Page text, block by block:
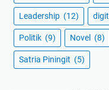
Leadership (12)
Politik (9) Novel (8)
Satria Piningit (5)